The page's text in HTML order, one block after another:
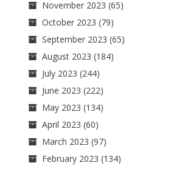
November 2023 (65)
October 2023 (79)
September 2023 (65)
August 2023 (184)
July 2023 (244)
June 2023 (222)
May 2023 (134)
April 2023 (60)
March 2023 (97)
February 2023 (134)